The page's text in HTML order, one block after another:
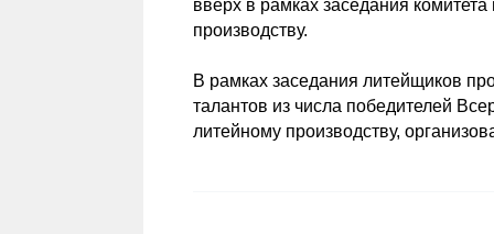
вверх в рамках заседания
производству.
В рамках заседания литейщиков
талантов из числа победителей
литейному производству,